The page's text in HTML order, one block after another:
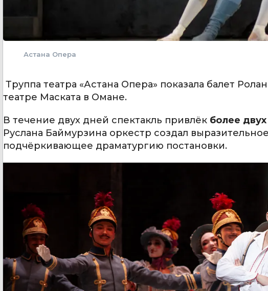
Астана Опера
Труппа театра «Астана Опера» показала балет
театре Маската в Омане.
В течение двух дней спектакль привлёк более
Руслана Баймурзина оркестр создал
подчёркивающее драматургию постановки.